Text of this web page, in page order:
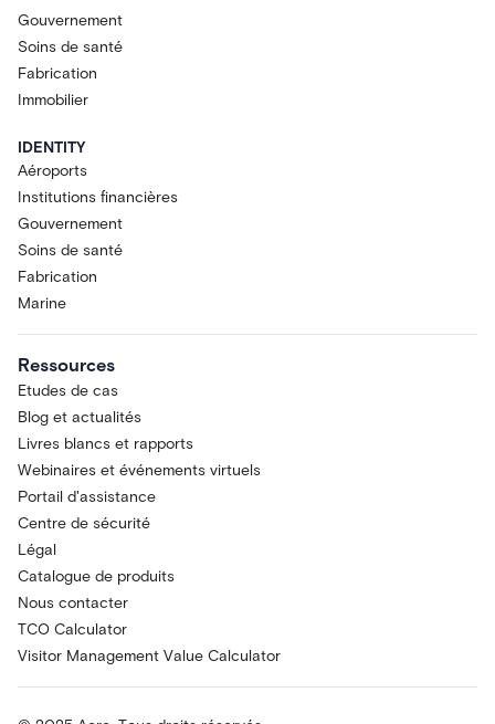
Gouvernement
Soins de santé
Fabrication
Immobilier
IDENTITY
Aéroports
Institutions financières
Gouvernement
Soins de santé
Fabrication
Marine
Ressources
Etudes de cas
Blog et actualités
Livres blancs et rapports
Webinaires et événements virtuels
Portail d'assistance
Centre de sécurité
Légal
Catalogue de produits
Nous contacter
TCO Calculator
Visitor Management Value Calculator